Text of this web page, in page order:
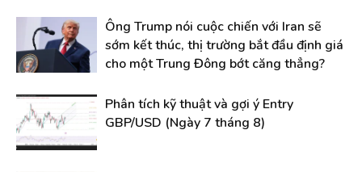
Ông Trump nói cuộc chiến với Iran sẽ
sớm kết thúc, thị trường bắt đầu định giá
cho một Trung Đông bớt căng thẳng?
Phân tích kỹ thuật và gợi ý Entry
GBP/USD (Ngày 7 tháng 8)